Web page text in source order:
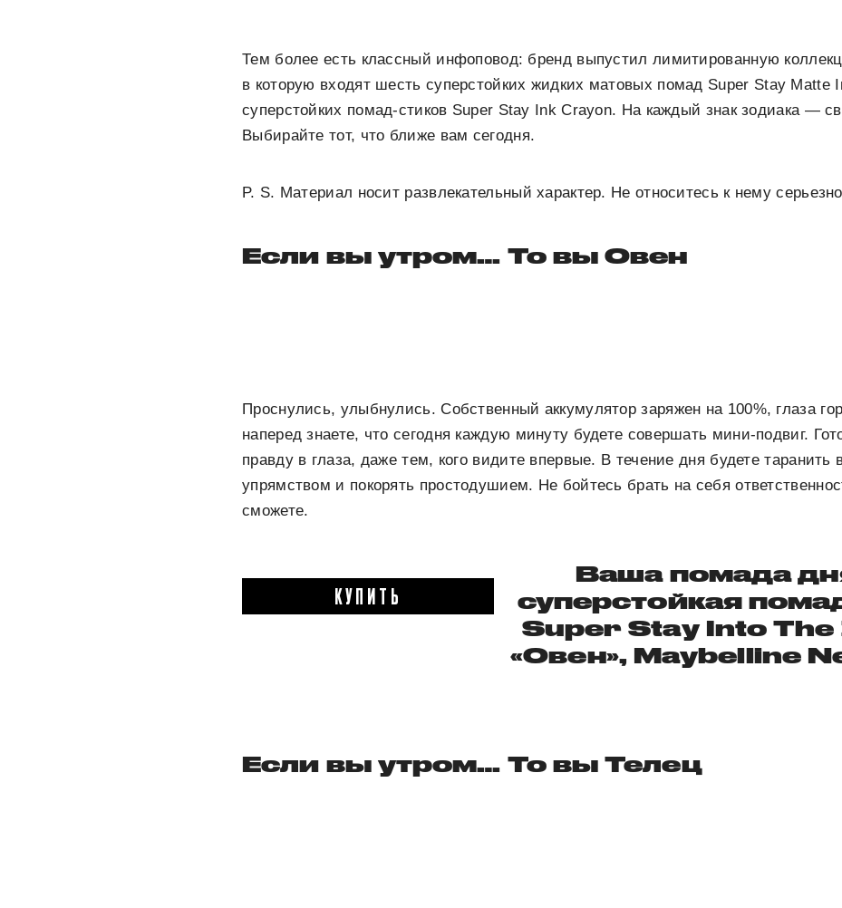
Тем более есть классный инфоповод: бренд выпустил лимитированную
в которую входят шесть суперстойких жидких матовых помад Super Stay Matte
суперстойких помад-стиков Super Stay Ink Crayon. На каждый знак зодиака —
Выбирайте тот, что ближе вам сегодня.
P. S. Материал носит развлекательный характер. Не относитесь к нему
Если вы утром… То вы Овен
Проснулись, улыбнулись. Собственный аккумулятор заряжен на 100%, глаза
наперед знаете, что сегодня каждую минуту будете совершать мини-подвиг.
правду в глаза, даже тем, кого видите впервые. В течение дня будете таранить
упрямством и покорять простодушием. Не бойтесь брать на себя
сможете.
КУПИТЬ
Ваша помада
суперстойкая
Super Stay Into The
«Овен», Maybelline
Если вы утром… То вы Телец